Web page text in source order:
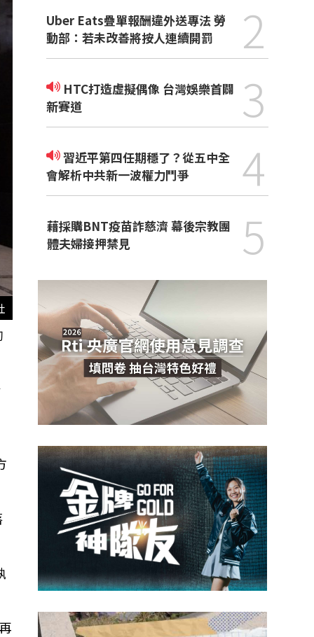
Uber Eats疊單報酬違外送專法 勞
動部：若未改善將按人連續開罰
2
新賽道
3
習近平第四任期穩了？從五中全
會解析中共新一波權力鬥爭
4
藉採購BNT疫苗詐慈濟 幕後宗教團
體夫婦接押禁見
5